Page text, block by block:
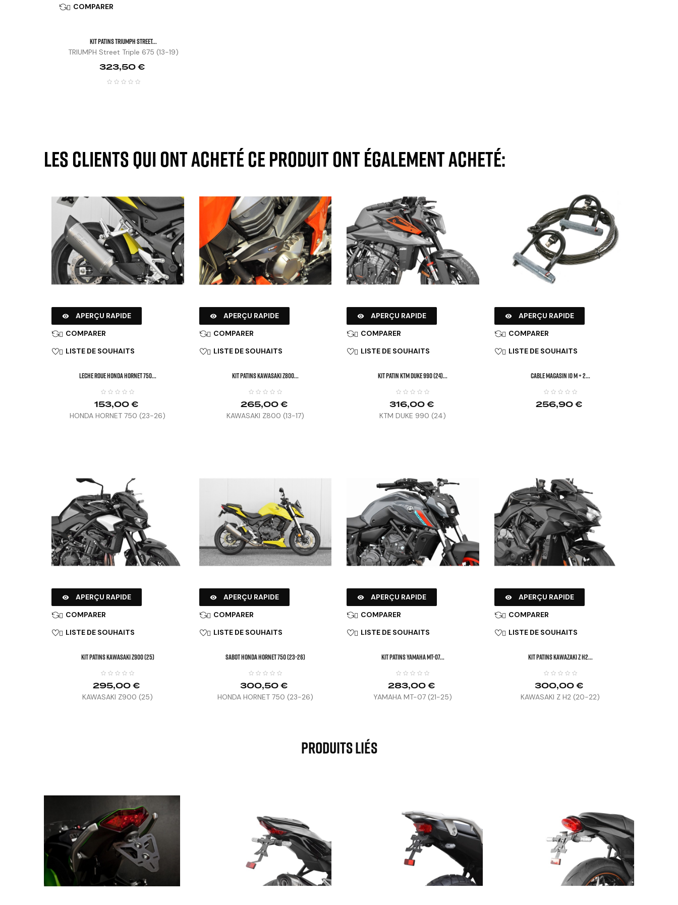
 COMPARER
KIT PATINS TRIUMPH STREET...
TRIUMPH Street Triple 675 (13-19)
Prix
323,50 €
Les clients qui ont acheté ce produit ont également acheté:
 APERÇU RAPIDE
 COMPARER
 LISTE DE SOUHAITS
LECHE ROUE HONDA HORNET 750...
153,00 €
HONDA HORNET 750 (23-26)
 APERÇU RAPIDE
 COMPARER
 LISTE DE SOUHAITS
KIT PATINS KAWASAKI Z800...
265,00 €
KAWASAKI Z800 (13-17)
 APERÇU RAPIDE
 COMPARER
 LISTE DE SOUHAITS
KIT PATIN KTM DUKE 990 (24)...
316,00 €
KTM DUKE 990 (24)
 APERÇU RAPIDE
 COMPARER
 LISTE DE SOUHAITS
CABLE MAGASIN 10 M + 2...
256,90 €
 APERÇU RAPIDE
 COMPARER
 LISTE DE SOUHAITS
KIT PATINS KAWASAKI Z900 (25)
295,00 €
KAWASAKI Z900 (25)
 APERÇU RAPIDE
 COMPARER
 LISTE DE SOUHAITS
SABOT HONDA HORNET 750 (23-26)
300,50 €
HONDA HORNET 750 (23-26)
 APERÇU RAPIDE
 COMPARER
 LISTE DE SOUHAITS
KIT PATINS YAMAHA MT-07...
283,00 €
YAMAHA MT-07 (21-25)
 APERÇU RAPIDE
 COMPARER
 LISTE DE SOUHAITS
KIT PATINS KAWAZAKI Z H2...
300,00 €
KAWASAKI Z H2 (20-22)
Produits Liés